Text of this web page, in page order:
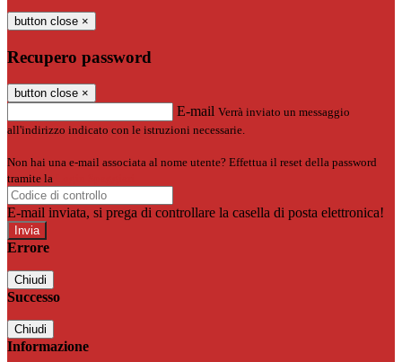
button close ×
Recupero password
button close ×
E-mail Verrà inviato un messaggio
all'indirizzo indicato con le istruzioni necessarie.
Non hai una e-mail associata al nome utente? Effettua il reset della password
tramite la
E-mail inviata, si prega di controllare la casella di posta elettronica!
Errore
Chiudi
Successo
Chiudi
Informazione